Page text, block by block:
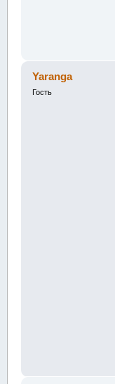
Yaranga
Гость